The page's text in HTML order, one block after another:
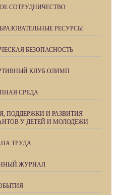
СОТРУДНИЧЕСТВО
РЕСУРСЫ
БЕЗОПАСНОСТЬ
КЛУБ ОЛИМП
СРЕДА
ПОДДЕРЖКИ И РАЗВИТИЯ
У ДЕТЕЙ И МОЛОДЕЖИ
ТРУДА
ЖУРНАЛ